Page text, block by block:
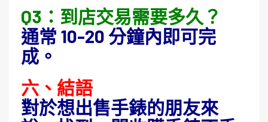
Q3：到店交易需要多久？
通常 10-20 分鐘內即可完
成。
六、結語
對於想出售手錶的朋友來